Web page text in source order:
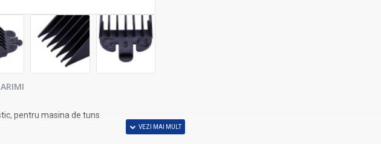
pentru masina de tuns